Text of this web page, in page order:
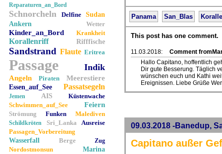
Reparaturen_an_Bord
Schnorcheln Delfine
Sudan
Ankern
Wetter
Kinder_an_Bord Krankheit
Korallenriff Rifffische
Sandstrand Flaute Eritrea
Passage Indik
Angeln Piraten Meerestiere
Essen_auf_See Passatsegeln
Jemen AIS
Küstenwache
Schwimmen_auf_See
Feiern
Strömung Funken Malediven
Schildkröten Sri_Lanka
Ausreise
Passagen_Vorbereitung
Wasserfall
Berge Zug
Nordostmonsun
Marina
Panama San_Blas
This post has one comment.
11.03.2018:
Comment
Hallo Capitano, hoffentlich
Dir gute Besserung. Täglich
wünschen euch und Kathi
Ereignissen. Liebe Grüße
09.03.2018 -Banedup,
Capitano außer